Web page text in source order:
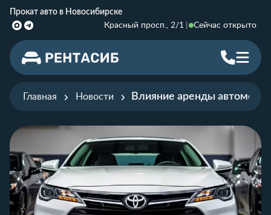
Прокат авто в Новосибирске
Красный просп., 2/1
Сейчас открыто
Главная Новости Влияние аренды